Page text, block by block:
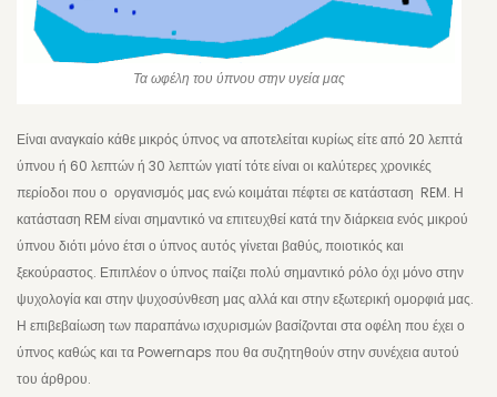
Τα ωφέλη του ύπνου στην υγεία μας
Είναι αναγκαίο κάθε μικρός ύπνος να αποτελείται κυρίως είτε από 20 λεπτά
ύπνου ή 60 λεπτών ή 30 λεπτών γιατί τότε είναι οι καλύτερες χρονικές
περίοδοι που ο οργανισμός μας ενώ κοιμάται πέφτει σε κατάσταση REM. Η
κατάσταση REM είναι σημαντικό να επιτευχθεί κατά την διάρκεια ενός μικρού
ύπνου διότι μόνο έτσι ο ύπνος αυτός γίνεται βαθύς, ποιοτικός και
ξεκούραστος. Επιπλέον ο ύπνος παίζει πολύ σημαντικό ρόλο όχι μόνο στην
ψυχολογία και στην ψυχοσύνθεση μας αλλά και στην εξωτερική ομορφιά μας.
Η επιβεβαίωση των παραπάνω ισχυρισμών βασίζονται στα οφέλη που έχει ο
ύπνος καθώς και τα Powernaps που θα συζητηθούν στην συνέχεια αυτού
του άρθρου.